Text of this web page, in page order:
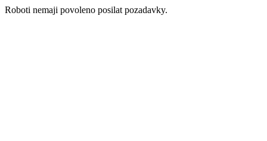
Roboti nemaji povoleno posilat pozadavky.